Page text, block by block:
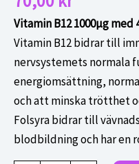
Vitamin B12 1000μg med
Vitamin B12 bidrar till
nervsystemets normala
energiomsättning,
och att minska trötthet
Folsyra bidrar till
blodbildning och har en